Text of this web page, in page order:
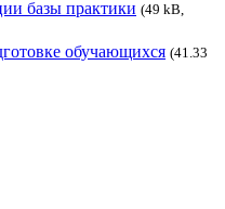
базы практики (49 kB,
обучающихся (41.33